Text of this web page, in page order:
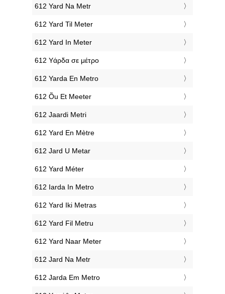
‎612 Yard Na Metr
‎612 Yard Til Meter
‎612 Yard In Meter
‎612 Υάρδα σε μέτρο
‎612 Yarda En Metro
‎612 Õu Et Meeter
‎612 Jaardi Metri
‎612 Yard En Mètre
‎612 Jard U Metar
‎612 Yard Méter
‎612 Iarda In Metro
‎612 Yard Iki Metras
‎612 Yard Fil Metru
‎612 Yard Naar Meter
‎612 Jard Na Metr
‎612 Jarda Em Metro